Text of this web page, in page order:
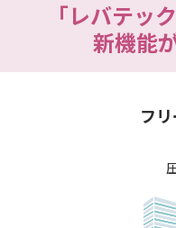
「レバテッ
新機能
フ